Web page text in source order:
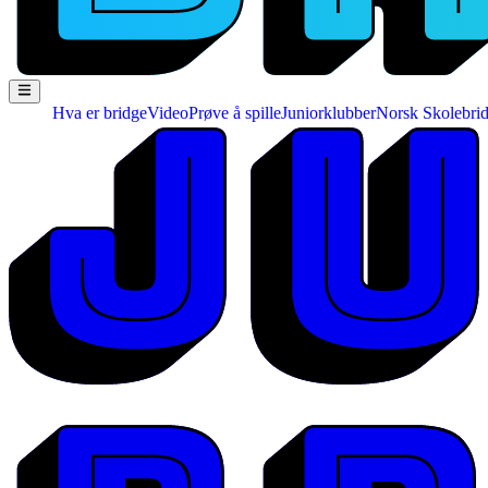
Hva er bridgeVideoPrøve å spilleJuniorklubberNorsk